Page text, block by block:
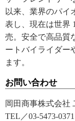
以来、業界のパイ
表し、現在は世界
売。安全で高品質
ートバイライダー
ます。
お問い合わせ
岡田商事株式会社
TEL／03-5473-0371